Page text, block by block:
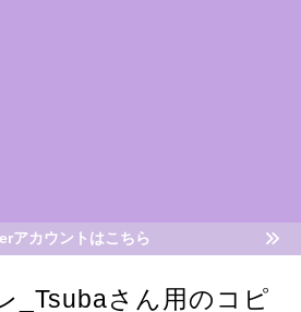
アカウントはこちら
_Tsubaさん用のコピ